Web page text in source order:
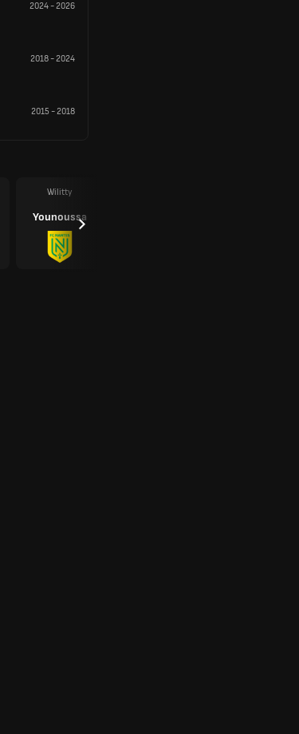
2024-2026
2018-2024
2015 -2018
Wilitty
Younoussa